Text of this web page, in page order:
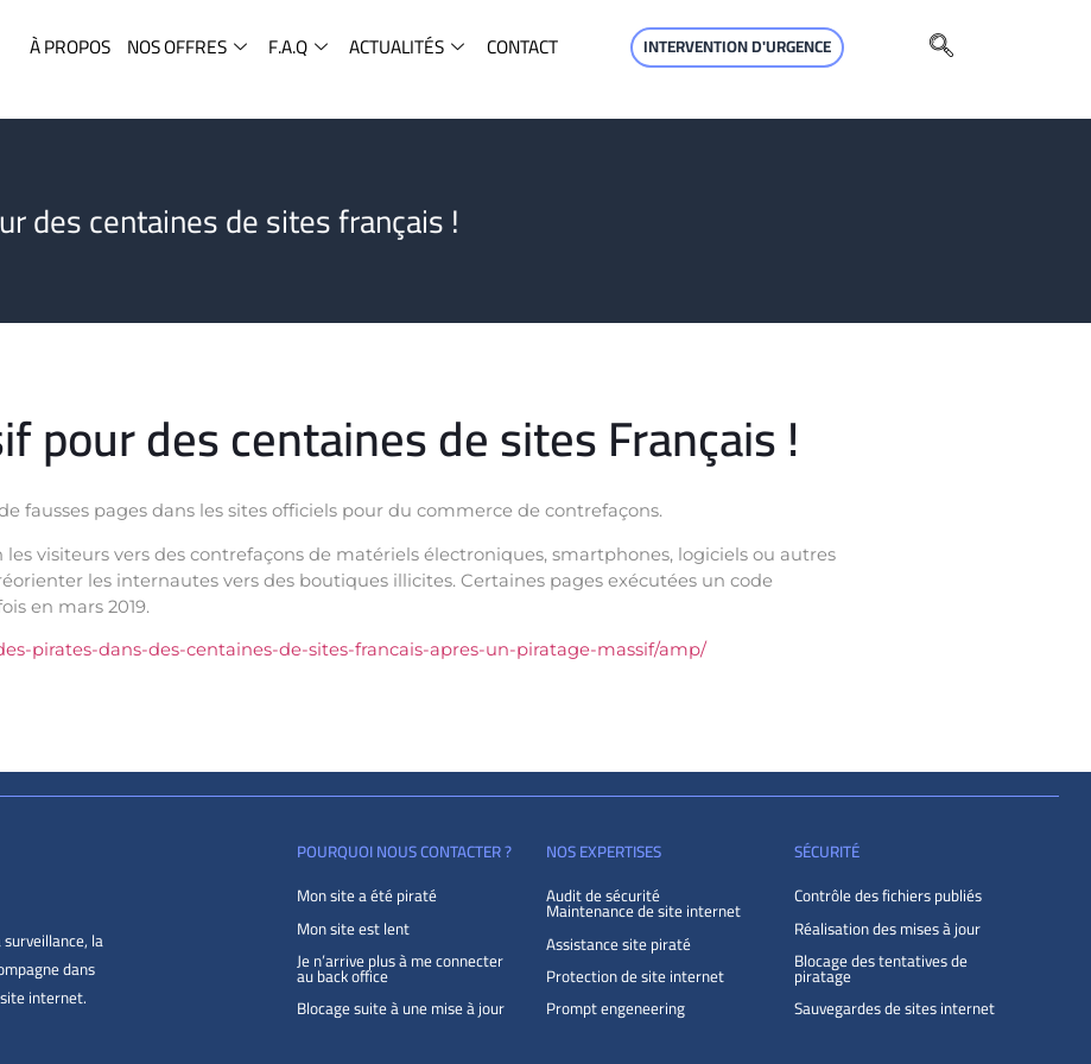
À PROPOS NOS OFFRES F.A.Q ACTUALITÉS CONTACT INTERVENTION D'URGENCE
des centaines de sites français !
pour des centaines de sites Français !
fausses pages dans les sites officiels pour du commerce de contrefaçons.
visiteurs vers des contrefaçons de matériels électroniques, smartphones, logiciels ou autres
les internautes vers des boutiques illicites. Certaines pages exécutées un code
en mars 2019.
pirates-dans-des-centaines-de-sites-francais-apres-un-piratage-massif/amp/
la
dans
internet.
POURQUOI NOUS CONTACTER ?
Mon site a été piraté
Mon site est lent
Je n’arrive plus à me connecter
au back office
Blocage suite à une mise à jour
NOS EXPERTISES
Audit de sécurité
Maintenance de site internet
Assistance site piraté
Protection de site internet
Prompt engeneering
SÉCURITÉ
Contrôle des fichiers publiés
Réalisation des mises à jour
Blocage des tentatives de
piratage
Sauvegardes de sites internet